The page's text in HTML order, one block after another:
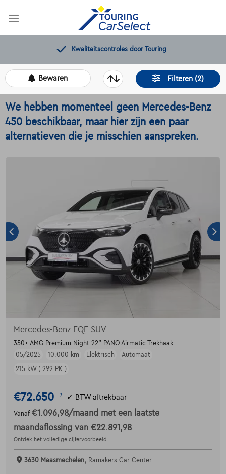
Kwaliteitscontroles door Touring
Filteren (2)
Bewaren
We hebben momenteel geen Mercedes-Benz
450 beschikbaar, maar hier zijn een paar
alternatieven die je misschien aanspreken.
Mercedes-Benz EQE SUV
350+ AMG Premium Night 22" PANO Airmatic Trekhaak
05/2025
10.000 km Elektrisch
Automaat
215 kW ( 292 PK )
€72.650 1 ✓ BTW aftrekbaar
Vanaf €1.096,98/maand met een laatste
maandaflossing van €22.891,98
Ontdek het volledige cijfervoorbeeld
3630 Maasmechelen, Ramakers Car Center